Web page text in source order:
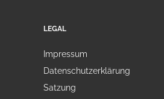
LEGAL
Impressum
Datenschutzerklärung
Satzung